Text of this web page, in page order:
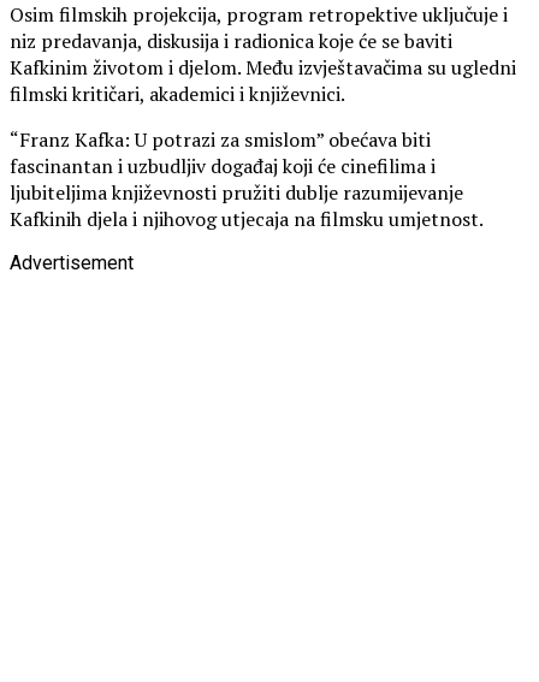
Osim filmskih projekcija, program retropektive uključuje i
niz predavanja, diskusija i radionica koje će se baviti
Kafkinim životom i djelom. Među izvještavačima su ugledni
filmski kritičari, akademici i književnici.
“Franz Kafka: U potrazi za smislom” obećava biti
fascinantan i uzbudljiv događaj koji će cinefilima i
ljubiteljima književnosti pružiti dublje razumijevanje
Kafkinih djela i njihovog utjecaja na filmsku umjetnost.
Advertisement